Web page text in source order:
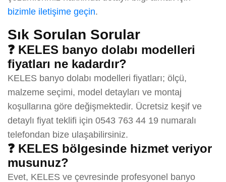
bizimle iletişime geçin.
Sık Sorulan Sorular
❓ KELES banyo dolabı modelleri
fiyatları ne kadardır?
KELES banyo dolabı modelleri fiyatları; ölçü,
malzeme seçimi, model detayları ve montaj
koşullarına göre değişmektedir. Ücretsiz keşif ve
detaylı fiyat teklifi için 0543 763 44 19 numaralı
telefondan bize ulaşabilirsiniz.
❓ KELES bölgesinde hizmet veriyor
musunuz?
Evet, KELES ve çevresinde profesyonel banyo